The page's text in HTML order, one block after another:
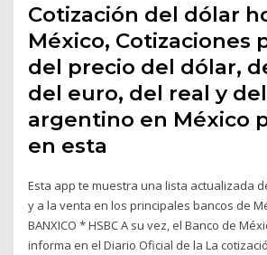
Cotización del dólar
México, Cotizaciones
del precio del dólar,
del euro, del real y
argentino en México
en esta
Esta app te muestra una lista actualizada
y a la venta en los principales bancos de
BANXICO * HSBC A su vez, el Banco de
informa en el Diario Oficial de la La